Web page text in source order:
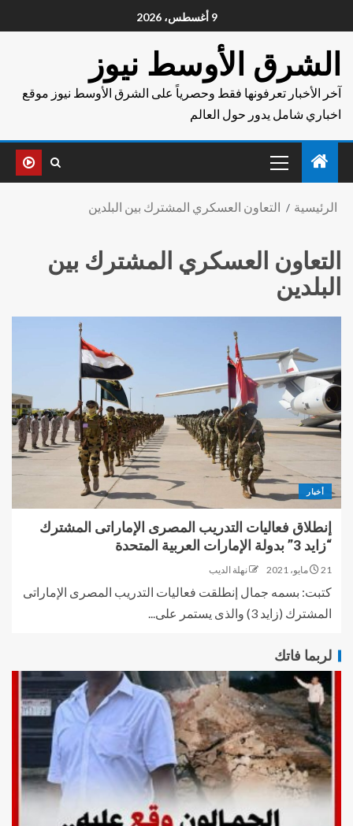
9 أغسطس، 2026
الشرق الأوسط نيوز
آخر الأخبار تعرفونها فقط وحصرياً على الشرق الأوسط نيوز موقع
اخباري شامل يدور حول العالم
الرئيسية التعاون العسكري المشترك بين البلدين
التعاون العسكري المشترك بين
البلدين
أخبار
إنطلاق فعاليات التدريب المصرى الإماراتى المشترك
“زايد 3” بدولة الإمارات العربية المتحدة
21 مايو، 2021 نهلة الديب
كتبت: بسمه جمال إنطلقت فعاليات التدريب المصرى الإماراتى
المشترك (زايد 3) والذى يستمر على...
لربما فاتك